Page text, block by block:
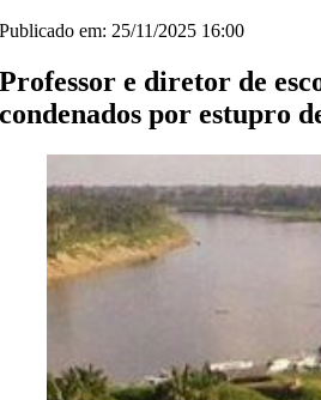
Publicado em: 25/11/2025 16:00
Professor e diretor de
condenados por estupro